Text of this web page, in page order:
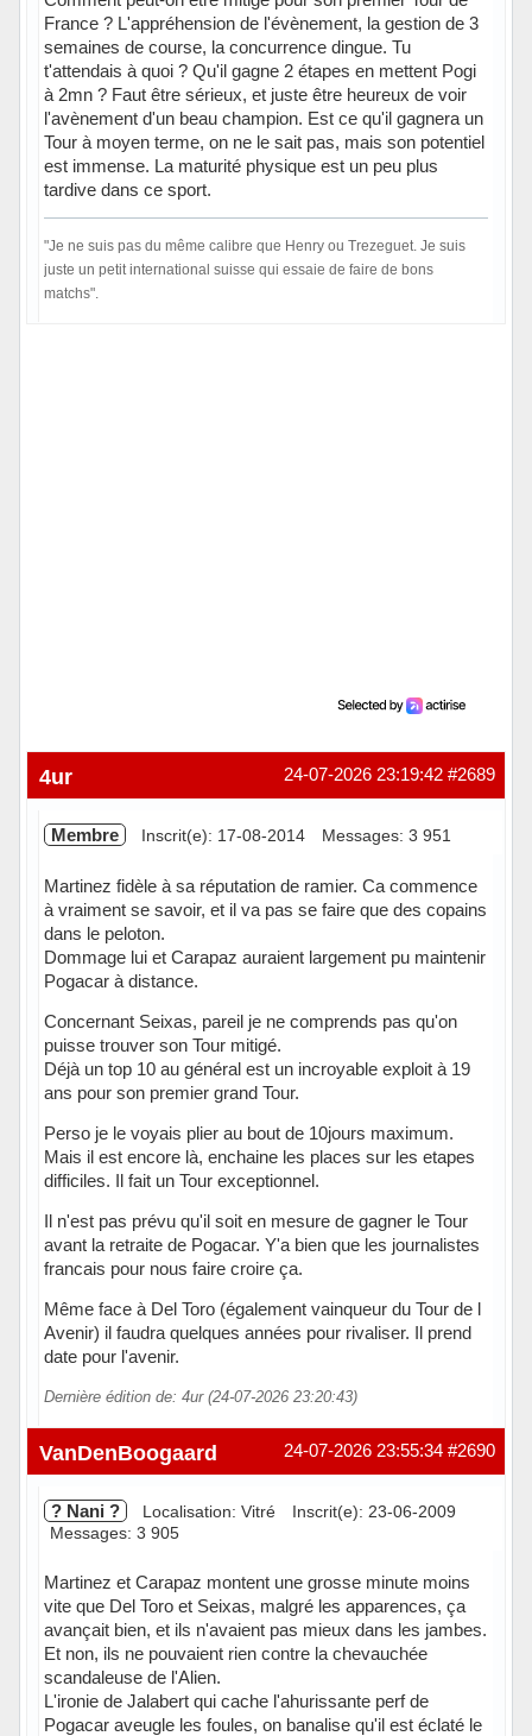
France ? L'appréhension de l'évènement, la gestion de 3
semaines de course, la concurrence dingue. Tu
t'attendais à quoi ? Qu'il gagne 2 étapes en mettent Pogi
à 2mn ? Faut être sérieux, et juste être heureux de voir
l'avènement d'un beau champion. Est ce qu'il gagnera un
Tour à moyen terme, on ne le sait pas, mais son potentiel
est immense. La maturité physique est un peu plus
tardive dans ce sport.
"Je ne suis pas du même calibre que Henry ou Trezeguet. Je suis
juste un petit international suisse qui essaie de faire de bons
matchs".
#2689
24-07-2026 23:19:42
4ur
Membre Inscrit(e): 17-08-2014 Messages: 3 951
Martinez fidèle à sa réputation de ramier. Ca commence
à vraiment se savoir, et il va pas se faire que des copains
dans le peloton.
Dommage lui et Carapaz auraient largement pu maintenir
Pogacar à distance.
Concernant Seixas, pareil je ne comprends pas qu'on
puisse trouver son Tour mitigé.
Déjà un top 10 au général est un incroyable exploit à 19
ans pour son premier grand Tour.
Perso je le voyais plier au bout de 10jours maximum.
Mais il est encore là, enchaine les places sur les etapes
difficiles. Il fait un Tour exceptionnel.
Il n'est pas prévu qu'il soit en mesure de gagner le Tour
avant la retraite de Pogacar. Y'a bien que les journalistes
francais pour nous faire croire ça.
Même face à Del Toro (également vainqueur du Tour de l
Avenir) il faudra quelques années pour rivaliser. Il prend
date pour l'avenir.
Dernière édition de: 4ur (24-07-2026 23:20:43)
Hors ligne #2690
24-07-2026 23:55:34
VanDenBoogaard
? Nani ? Localisation: Vitré
Inscrit(e): 23-06-2009
Messages: 3 905
Martinez et Carapaz montent une grosse minute moins
vite que Del Toro et Seixas, malgré les apparences, ça
avançait bien, et ils n'avaient pas mieux dans les jambes.
Et non, ils ne pouvaient rien contre la chevauchée
scandaleuse de l'Alien.
L'ironie de Jalabert qui cache l'ahurissante perf de
Pogacar aveugle les foules, on banalise qu'il est éclaté le